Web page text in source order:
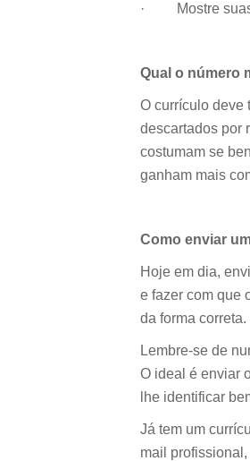
· Mostre
Qual o número
O currículo deve
descartados por
costumam se
ganham mais
Como enviar
Hoje em dia,
e fazer com que
da forma correta.
Lembre-se de
O ideal é enviar
lhe identificar
Já tem um
mail